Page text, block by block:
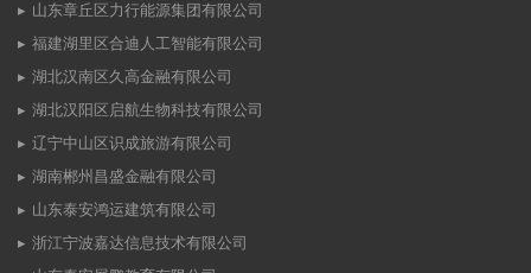
山东章丘区力行能源集团有限公司
福建湖里区合迪人工智能有限公司
湖北汉南区久高金融有限公司
湖北汉阳区启航生物科技有限公司
辽宁中山区识成旅游有限公司
湖南郴州昌盛金融有限公司
山东泰安鸿运建筑有限公司
浙江宁波嘉达信息技术有限公司